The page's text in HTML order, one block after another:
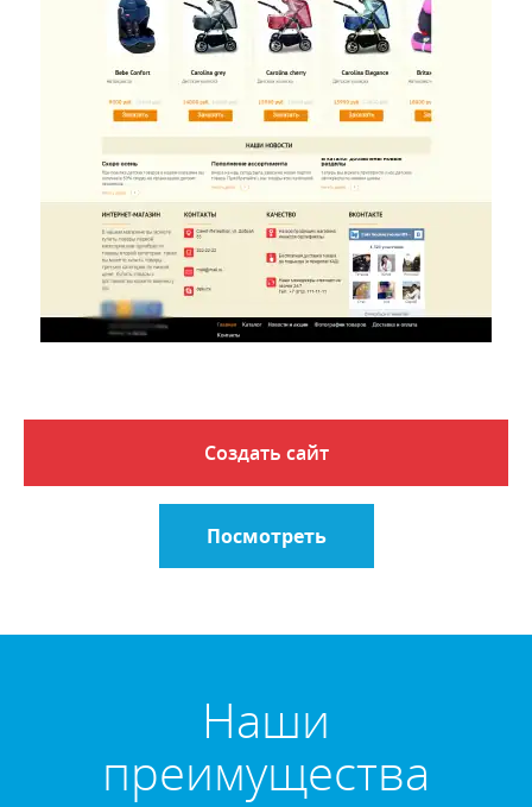
Создать сайт
Посмотреть
Наши
преимущества